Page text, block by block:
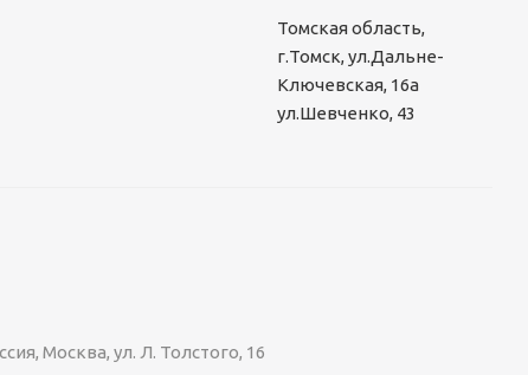
Томская область,
г.Томск, ул.Дальне-
Ключевская, 16а
ул.Шевченко, 43
Москва, ул. Л. Толстого, 16